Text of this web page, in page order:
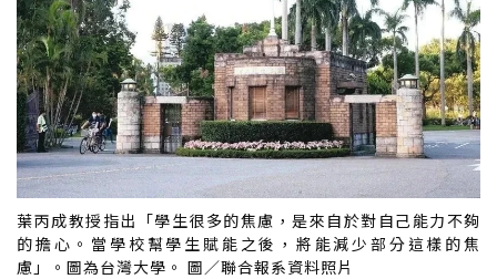
葉丙成教授指出「學生很多的焦慮，是來自於對自己能力不夠
的擔心。當學校幫學生賦能之後，將能減少部分這樣的焦
慮」。圖為台灣大學。 圖／聯合報系資料照片